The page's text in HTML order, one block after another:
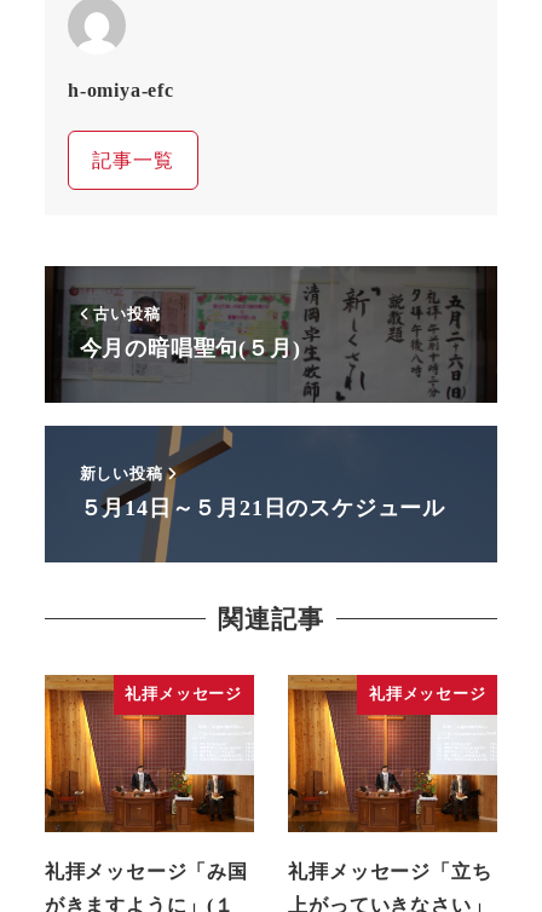
h-omiya-efc
記事一覧
古い投稿
今月の暗唱聖句(５月)
新しい投稿
５月14日～５月21日のスケジュール
関連記事
礼拝メッセージ
礼拝メッセージ「み国
がきますように」(１
礼拝メッセージ
礼拝メッセージ「立ち
上がっていきなさい」